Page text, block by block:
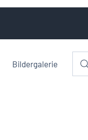
Bildergalerie